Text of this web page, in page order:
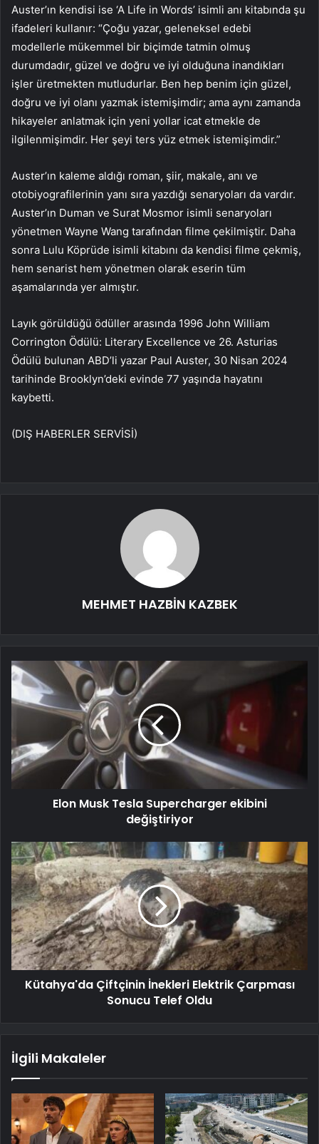
Auster’ın kendisi ise ‘A Life in Words’ isimli anı kitabında şu
ifadeleri kullanır: “Çoğu yazar, geleneksel edebi
modellerle mükemmel bir biçimde tatmin olmuş
durumdadır, güzel ve doğru ve iyi olduğuna inandıkları
işler üretmekten mutludurlar. Ben hep benim için güzel,
doğru ve iyi olanı yazmak istemişimdir; ama aynı zamanda
hikayeler anlatmak için yeni yollar icat etmekle de
ilgilenmişimdir. Her şeyi ters yüz etmek istemişimdir.”
Auster’ın kaleme aldığı roman, şiir, makale, anı ve
otobiyografilerinin yanı sıra yazdığı senaryoları da vardır.
Auster’ın Duman ve Surat Mosmor isimli senaryoları
yönetmen Wayne Wang tarafından filme çekilmiştir. Daha
sonra Lulu Köprüde isimli kitabını da kendisi filme çekmiş,
hem senarist hem yönetmen olarak eserin tüm
aşamalarında yer almıştır.
Layık görüldüğü ödüller arasında 1996 John William
Corrington Ödülü: Literary Excellence ve 26. Asturias
Ödülü bulunan ABD’li yazar Paul Auster, 30 Nisan 2024
tarihinde Brooklyn’deki evinde 77 yaşında hayatını
kaybetti.
(DIŞ HABERLER SERVİSİ)
MEHMET HAZBİN KAZBEK
Elon Musk Tesla Supercharger ekibini
değiştiriyor
Kütahya'da Çiftçinin İnekleri Elektrik Çarpması
Sonucu Telef Oldu
İlgili Makaleler